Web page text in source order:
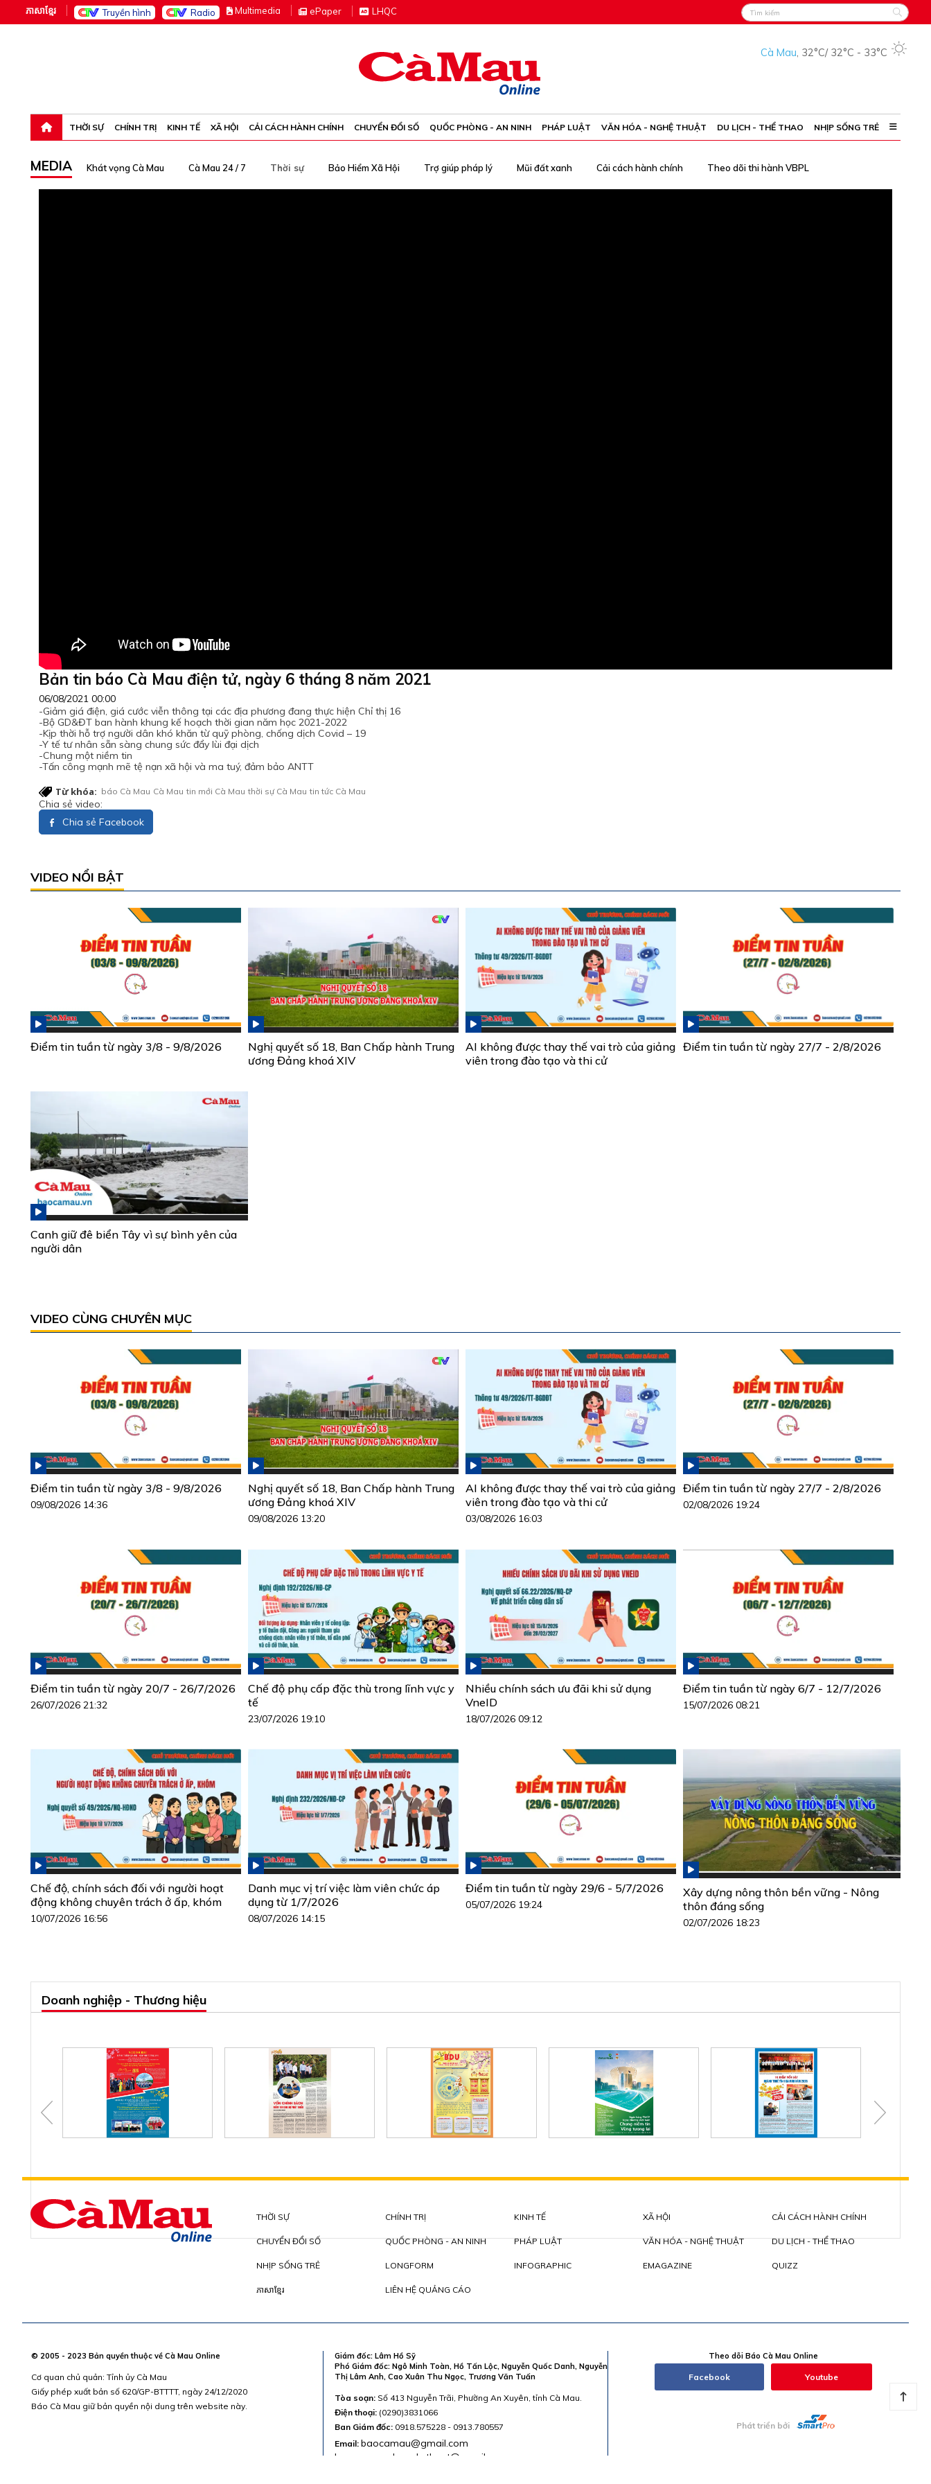
ភាសាខ្មែរ Truyền hình Radio Multimedia ePaper LHQC
Cà Mau, 32°C/ 32°C - 33°C
THỜI SỰ CHÍNH TRỊ KINH TẾ XÃ HỘI CẢI CÁCH HÀNH CHÍNH CHUYỂN ĐỔI SỐ QUỐC PHÒNG - AN NINH PHÁP LUẬT VĂN HÓA - NGHỆ THUẬT DU LỊCH - THỂ THAO NHỊP SỐNG TRẺ
MEDIA Khát vọng Cà Mau Cà Mau 24 / 7 Thời sự Bảo Hiểm Xã Hội Trợ giúp pháp lý Mũi đất xanh Cải cách hành chính Theo dõi thi hành VBPL
Bản tin báo Cà Mau điện tử, ngày 6 tháng 8 năm 2021
06/08/2021 00:00
-Giảm giá điện, giá cước viễn thông tại các địa phương đang thực hiện Chỉ thị 16
-Bộ GD&ĐT ban hành khung kế hoạch thời gian năm học 2021-2022
-Kịp thời hỗ trợ người dân khó khăn từ quỹ phòng, chống dịch Covid – 19
-Y tế tư nhân sẵn sàng chung sức đẩy lùi đại dịch
-Chung một niềm tin
-Tấn công mạnh mẽ tệ nạn xã hội và ma tuý, đảm bảo ANTT
Từ khóa: báo Cà Mau Cà Mau tin mới Cà Mau thời sự Cà Mau tin tức Cà Mau
Chia sẻ video:
Chia sẻ Facebook
VIDEO NỔI BẬT
Điểm tin tuần từ ngày 3/8 - 9/8/2026
Nghị quyết số 18, Ban Chấp hành Trung
ương Đảng khoá XIV
AI không được thay thế vai trò của giảng
viên trong đào tạo và thi cử
Điểm tin tuần từ ngày 27/7 - 2/8/2026
Canh giữ đê biển Tây vì sự bình yên của
người dân
VIDEO CÙNG CHUYÊN MỤC
Điểm tin tuần từ ngày 3/8 - 9/8/2026
09/08/2026 14:36
Nghị quyết số 18, Ban Chấp hành Trung
ương Đảng khoá XIV
09/08/2026 13:20
AI không được thay thế vai trò của giảng
viên trong đào tạo và thi cử
03/08/2026 16:03
Điểm tin tuần từ ngày 27/7 - 2/8/2026
02/08/2026 19:24
Điểm tin tuần từ ngày 20/7 - 26/7/2026
26/07/2026 21:32
Chế độ phụ cấp đặc thù trong lĩnh vực y
tế
23/07/2026 19:10
Nhiều chính sách ưu đãi khi sử dụng
VneID
18/07/2026 09:12
Điểm tin tuần từ ngày 6/7 - 12/7/2026
15/07/2026 08:21
Chế độ, chính sách đối với người hoạt
động không chuyên trách ở ấp, khóm
10/07/2026 16:56
Danh mục vị trí việc làm viên chức áp
dụng từ 1/7/2026
08/07/2026 14:15
Điểm tin tuần từ ngày 29/6 - 5/7/2026
05/07/2026 19:24
Xây dựng nông thôn bền vững - Nông
thôn đáng sống
02/07/2026 18:23
Doanh nghiệp - Thương hiệu
THỜI SỰ CHÍNH TRỊ KINH TẾ XÃ HỘI CẢI CÁCH HÀNH CHÍNH
CHUYỂN ĐỔI SỐ QUỐC PHÒNG - AN NINH PHÁP LUẬT VĂN HÓA - NGHỆ THUẬT DU LỊCH - THỂ THAO
NHỊP SỐNG TRẺ LONGFORM INFOGRAPHIC EMAGAZINE QUIZZ
ភាសាខ្មែរ LIÊN HỆ QUẢNG CÁO
© 2005 - 2023 Bản quyền thuộc về Cà Mau Online
Cơ quan chủ quản: Tỉnh ủy Cà Mau
Giấy phép xuất bản số 620/GP-BTTTT, ngày 24/12/2020
Báo Cà Mau giữ bản quyền nội dung trên website này.
Giám đốc: Lâm Hồ Sỹ
Phó Giám đốc: Ngô Minh Toàn, Hồ Tấn Lộc, Nguyễn Quốc Danh, Nguyễn
Thị Lâm Anh, Cao Xuân Thu Ngọc, Trương Văn Tuấn
Tòa soạn:Số 413 Nguyễn Trãi, Phường An Xuyên, tỉnh Cà Mau.
Điện thoại: (0290)3831066
Ban Giám đốc: 0918.575228 - 0913.780557
Email: baocamau@gmail.com
baocamau.phongkythuat@gmail.com
Theo dõi Báo Cà Mau Online
Facebook Youtube
Phát triển bởi